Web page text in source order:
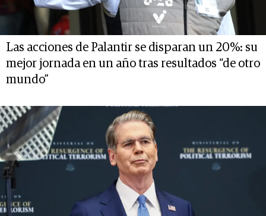
Las acciones de Palantir se disparan un 20%: su
mejor jornada en un año tras resultados “de otro
mundo”